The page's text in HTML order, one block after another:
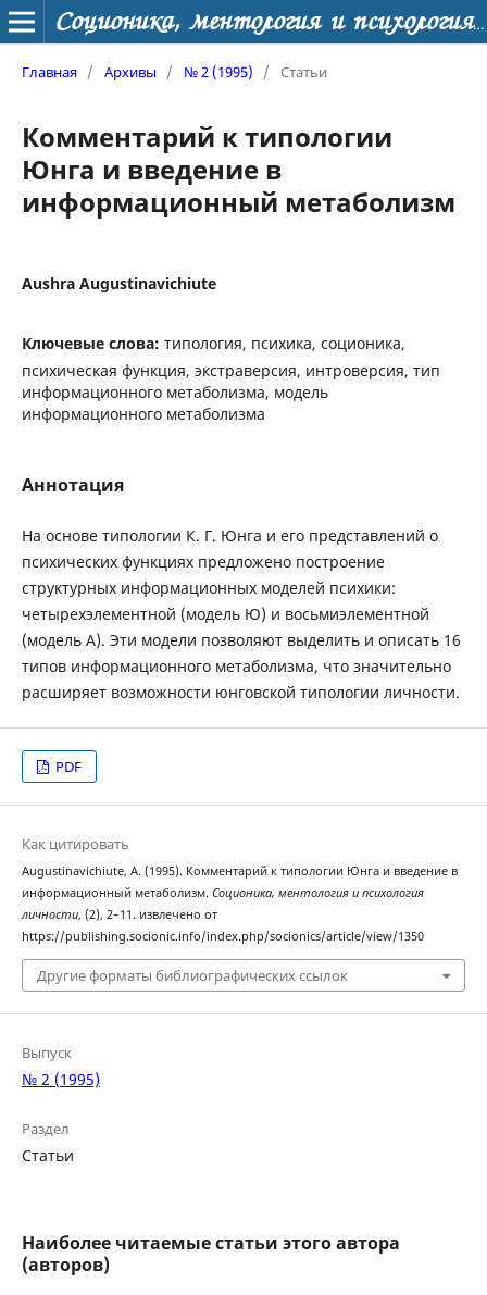
Соционика, ментология и психология личности
Главная / Архивы / № 2 (1995) / Статьи
Комментарий к типологии
Юнга и введение в
информационный метаболизм
Aushra Augustinavichiute
Ключевые слова: типология, психика, соционика,
психическая функция, экстраверсия, интроверсия, тип
информационного метаболизма, модель
информационного метаболизма
Аннотация
На основе типологии К. Г. Юнга и его представлений о
психических функциях предложено построение
структурных информационных моделей психики:
четырехэлементной (модель Ю) и восьмиэлементной
(модель А). Эти модели позволяют выделить и описать 16
типов информационного метаболизма, что значительно
расширяет возможности юнговской типологии личности.
PDF
Как цитировать
Augustinavichiute, A. (1995). Комментарий к типологии Юнга и введение в
информационный метаболизм. Соционика, ментология и психология
личности, (2), 2–11. извлечено от
https://publishing.socionic.info/index.php/socionics/article/view/1350
Другие форматы библиографических ссылок
Выпуск
№ 2 (1995)
Раздел
Статьи
Наиболее читаемые статьи этого автора
(авторов)